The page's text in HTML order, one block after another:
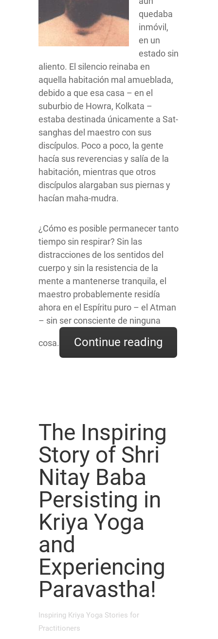
quedaba
inmóvil,
en un
estado sin
aliento. El silencio reinaba en
aquella habitación mal amueblada,
debido a que esa casa – en el
suburbio de Howra, Kolkata –
estaba destinada únicamente a Sat-
sanghas del maestro con sus
discípulos. Poco a poco, la gente
hacía sus reverencias y salía de la
habitación, mientras que otros
discípulos alargaban sus piernas y
hacían maha-mudra.
¿Cómo es posible permanecer tanto
tiempo sin respirar? Sin las
distracciones de los sentidos del
cuerpo y sin la resistencia de la
mente a mantenerse tranquila, el
maestro probablemente residía
ahora en el Espíritu puro – el Atman
– sin ser consciente de ninguna
cosa. Continue reading
The Inspiring
Story of Shri
Nitay Baba
Persisting in
Kriya Yoga
and
Experiencing
Paravastha!
Inspiring Kriya Yoga Stories for
Practitioners